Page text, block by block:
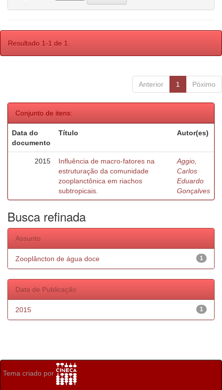
Resultado 1-1 de 1.
Anterior 1 Póximo
Conjunto de itens:
Data do
documento
Título Autor(es)
2015
Influência de macro-fatores na
estruturação da comunidade
zooplanctônica em riachos
subtropicais.
Aggio,
Carlos
Eduardo
Gonçalves
Busca refinada
Assunto
1
Zooplâncton de água doce
Data de Publicação
1
2015
Tema criado por